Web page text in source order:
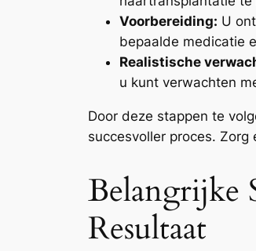
Voorbereiding: U
bepaalde medicatie
Realistische
u kunt verwachten
Door deze stappen te
succesvoller proces.
Belangrijke
Resultaat